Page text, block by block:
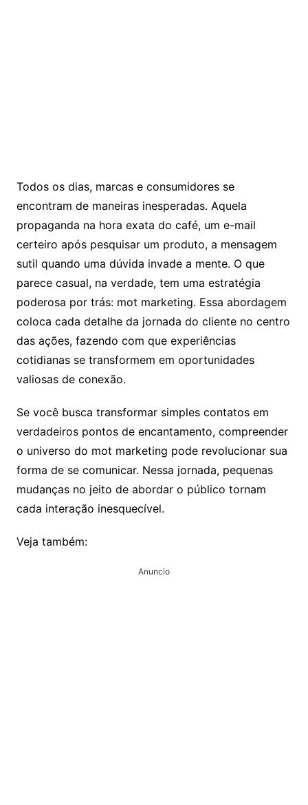
Todos os dias, marcas e consumidores se
encontram de maneiras inesperadas. Aquela
propaganda na hora exata do café, um e-mail
certeiro após pesquisar um produto, a mensagem
sutil quando uma dúvida invade a mente. O que
parece casual, na verdade, tem uma estratégia
poderosa por trás: mot marketing. Essa abordagem
coloca cada detalhe da jornada do cliente no centro
das ações, fazendo com que experiências
cotidianas se transformem em oportunidades
valiosas de conexão.
Se você busca transformar simples contatos em
verdadeiros pontos de encantamento, compreender
o universo do mot marketing pode revolucionar sua
forma de se comunicar. Nessa jornada, pequenas
mudanças no jeito de abordar o público tornam
cada interação inesquecível.
Veja também:
Anuncio